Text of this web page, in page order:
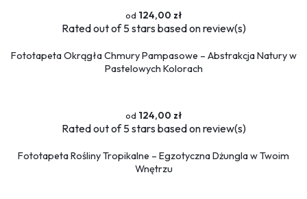
124,00 zł
Ratedout of 5 stars based onreview(s)
Fototapeta Okrągła Chmury Pampasowe – Abstrakcja Natury w
Pastelowych Kolorach
124,00 zł
Ratedout of 5 stars based onreview(s)
Fototapeta Rośliny Tropikalne – Egzotyczna Dżungla w Twoim
Wnętrzu